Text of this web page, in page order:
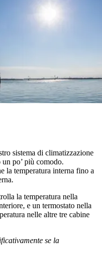
sistema di climatizzazione
po’ più comodo.
la temperatura interna fino a
la temperatura nella
e un termostato nella
nelle altre tre cabine
se la